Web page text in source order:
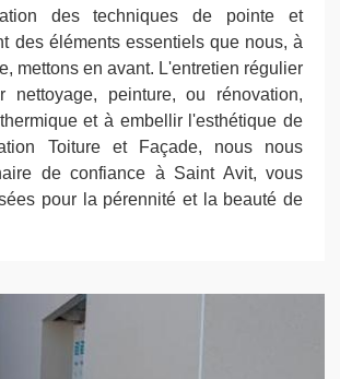
des techniques de pointe et
des éléments essentiels que nous, à
mettons en avant. L'entretien régulier
peinture, ou rénovation,
et à embellir l'esthétique de
Toiture et Façade, nous nous
de confiance à Saint Avit, vous
pour la pérennité et la beauté de